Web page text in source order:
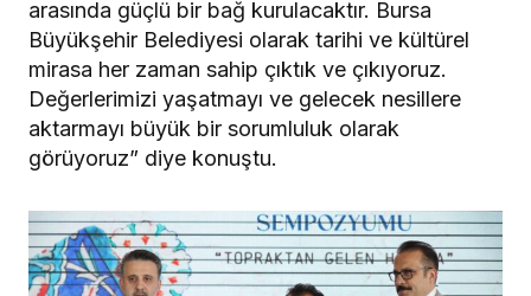
arasında güçlü bir bağ kurulacaktır. Bursa
Büyükşehir Belediyesi olarak tarihi ve kültürel
mirasa her zaman sahip çıktık ve çıkıyoruz.
Değerlerimizi yaşatmayı ve gelecek nesillere
aktarmayı büyük bir sorumluluk olarak
görüyoruz” diye konuştu.